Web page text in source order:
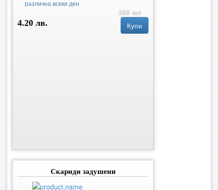
различна всеки ден
300 мл
4.20 лв.
Купи
Скариди задушени